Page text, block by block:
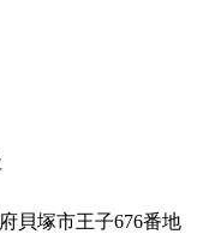
貝塚市王子676番地